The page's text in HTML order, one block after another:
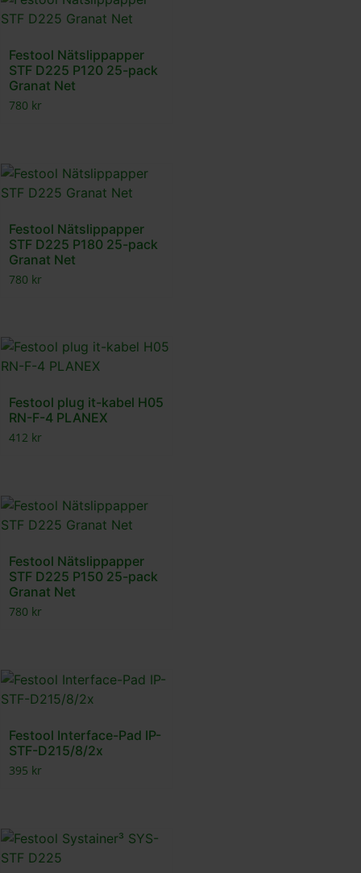
Festool Nätslippapper
STF D225 P120 25-pack
Granat Net
780 kr
Festool Nätslippapper
STF D225 P180 25-pack
Granat Net
780 kr
Festool plug it-kabel H05
RN-F-4 PLANEX
412 kr
Festool Nätslippapper
STF D225 P150 25-pack
Granat Net
780 kr
Festool Interface-Pad IP-
STF-D215/8/2x
395 kr